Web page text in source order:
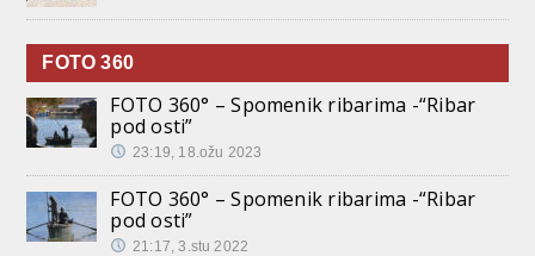
FOTO 360
FOTO 360° – Spomenik ribarima -“Ribar
pod osti”
23:19, 18.ožu 2023
FOTO 360° – Spomenik ribarima -“Ribar
pod osti”
21:17, 3.stu 2022